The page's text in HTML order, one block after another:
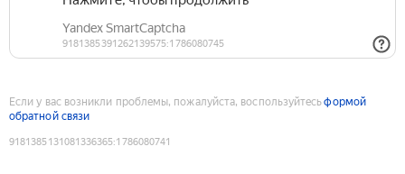
Если у вас возникли проблемы, пожалуйста, воспользуйтесьформой
обратной связи
9181385131081336365:1786080741